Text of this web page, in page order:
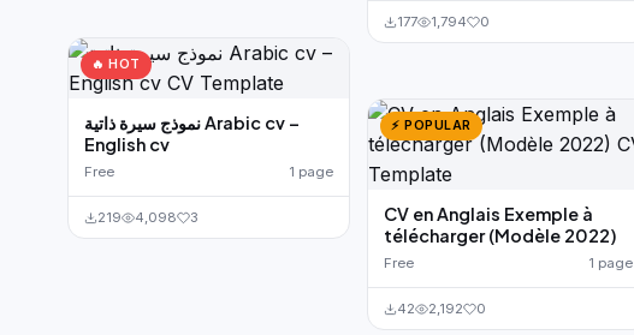
🔥 HOT
نموذج سيرة ذاتية Arabic cv –
English cv
Free 1 page
219 4,098 3
177 1,794 0
⚡ POPULAR
CV en Anglais Exemple à
télécharger (Modèle 2022)
Free 1 page
42 2,192 0